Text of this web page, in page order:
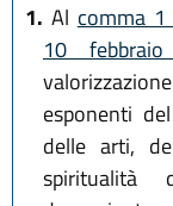
1. Al comma 1
10
esponenti
delle arti,
spiritualità